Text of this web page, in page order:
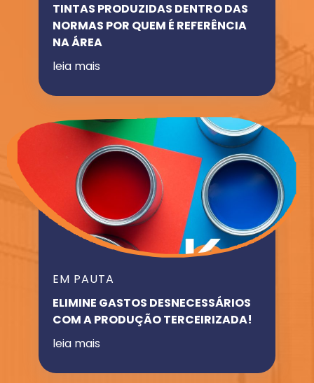
TINTAS PRODUZIDAS DENTRO DAS
NORMAS POR QUEM É REFERÊNCIA
NA ÁREA
leia mais
EM PAUTA
ELIMINE GASTOS DESNECESSÁRIOS
COM A PRODUÇÃO TERCEIRIZADA!
leia mais